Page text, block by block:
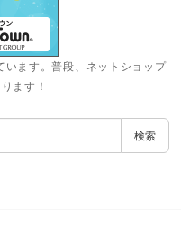
います。普段、ネットショップ
ます！
検索